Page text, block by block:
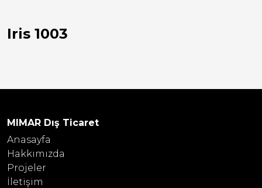
Iris 1003
MIMAR Dış Ticaret
Anasayfa
Hakkımızda
Projeler
İletişim